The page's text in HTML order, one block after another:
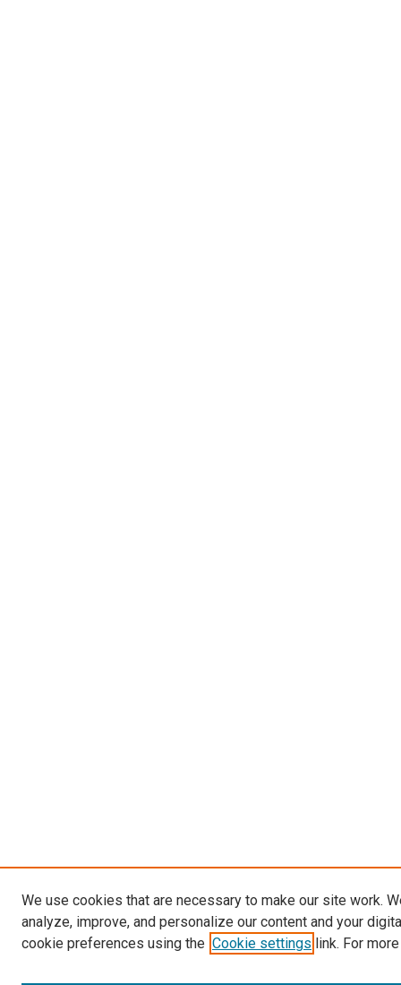
We use cookies that are necessary to make our site work.
analyze, improve, and personalize our content and your
cookie preferences using the Cookie settings link. For